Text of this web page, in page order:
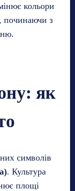
кольори
починаючи з
як
символів
. Культура
площі